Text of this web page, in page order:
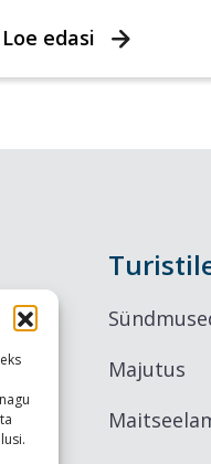
Loe edasi
Majutus